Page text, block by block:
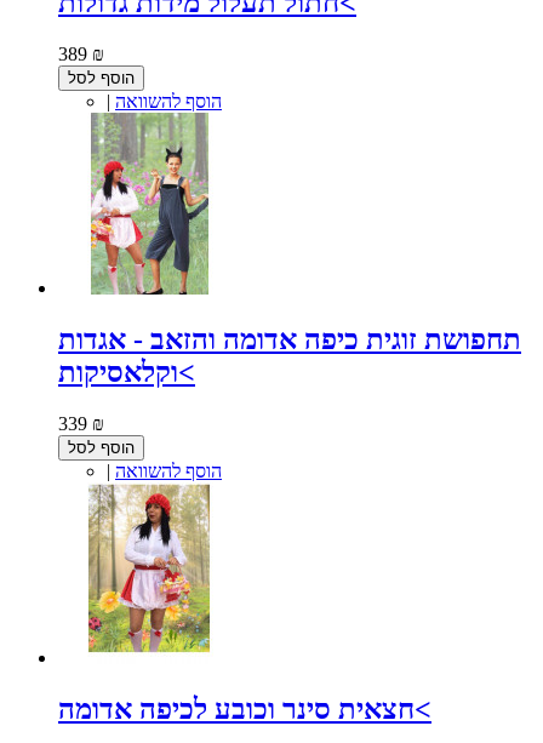
389 ₪
הוסף לסל
| הוסף להשוואה
תחפושת זוגית כיפה אדומה והזאב - אגדות
וקלאסיקות<
339 ₪
הוסף לסל
| הוסף להשוואה
חצאית סינר וכובע לכיפה אדומה<